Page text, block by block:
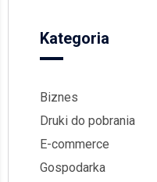
Kategoria
Biznes
Druki do pobrania
E-commerce
Gospodarka